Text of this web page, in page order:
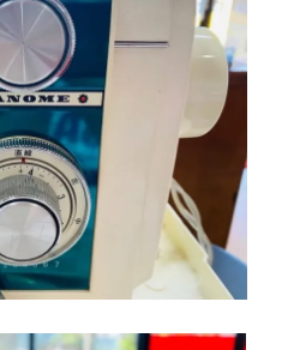
テ
ー
ミ
シ
ン
を
下
し
ま
た